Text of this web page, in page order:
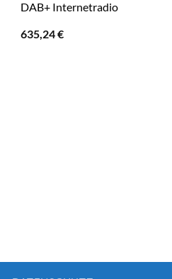
DAB+ Internetradio
635,24€